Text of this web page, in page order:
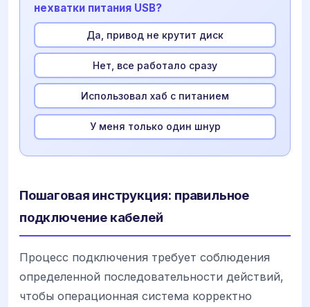
нехватки питания USB?
Да, привод не крутит диск
Нет, все работало сразу
Использовал хаб с питанием
У меня только один шнур
Пошаговая инструкция: правильное
подключение кабелей
Процесс подключения требует соблюдения
определенной последовательности действий,
чтобы операционная система корректно